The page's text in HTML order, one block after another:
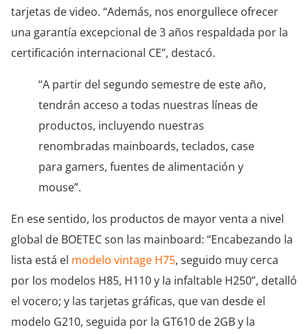
tarjetas de video. “Además, nos enorgullece ofrecer
una garantía excepcional de 3 años respaldada por la
certificación internacional CE”, destacó.
“A partir del segundo semestre de este año,
tendrán acceso a todas nuestras líneas de
productos, incluyendo nuestras
renombradas mainboards, teclados, case
para gamers, fuentes de alimentación y
mouse”.
En ese sentido, los productos de mayor venta a nivel
global de BOETEC son las mainboard: “Encabezando la
lista está el modelo vintage H75, seguido muy cerca
por los modelos H85, H110 y la infaltable H250”, detalló
el vocero; y las tarjetas gráficas, que van desde el
modelo G210, seguida por la GT610 de 2GB y la